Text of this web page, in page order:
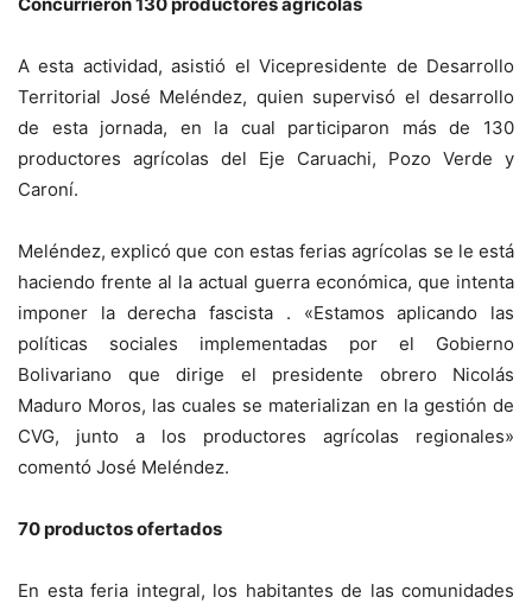
A esta actividad, asistió el Vicepresidente de Desarrollo
Territorial José Meléndez, quien supervisó el desarrollo
de esta jornada, en la cual participaron más de 130
productores agrícolas del Eje Caruachi, Pozo Verde y
Caroní.
Meléndez, explicó que con estas ferias agrícolas se le está
haciendo frente al la actual guerra económica, que intenta
imponer la derecha fascista . «Estamos aplicando las
políticas sociales implementadas por el Gobierno
Bolivariano que dirige el presidente obrero Nicolás
Maduro Moros, las cuales se materializan en la gestión de
CVG, junto a los productores agrícolas regionales»
comentó José Meléndez.
70 productos ofertados
En esta feria integral, los habitantes de las comunidades